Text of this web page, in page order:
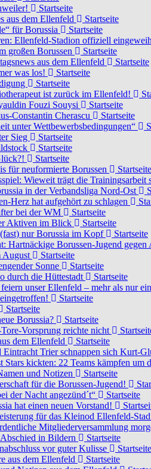
Startseite
aus dem Ellenfeld
Startseite
für Borussia
Startseite
Ellenfeld-Stadion offiziell
großen Borussen
Startseite
aus dem Ellenfeld
Startseite
was los!
Startseite
Startseite
ist zurück im Ellenfeld!
Fouzi Souysi
Startseite
Constantin Cherascu
Startseite
unter Wettbewerbsbedingungen“
Sieg
Startseite
Startseite
Startseite
für neuformierte Borussen
Startseite
Wieweit trägt die Trainingsarbeit
in der Verbandsliga Nord-Ost
Herz hat aufgehört zu schlagen
bei der WM
Startseite
Aktiven im Blick
Startseite
nur Borussia im Kopf
Startseite
Hartnäckige Borussen-Jugend gegen
August
Startseite
Sonne
Startseite
durch die Hüttestadt
Startseite
unser Ellenfeld – mehr als nur
Startseite
Startseite
Borussia?
Startseite
Vorsprung reichte nicht
dem Ellenfeld
Startseite
Eintracht Trier schnappen sich Kurt-
Stars kickten: 22 Teams kämpfen
und Notizen
Startseite
für die Borussen-Jugend!
der Nacht angezünd´t“
Startseite
hat einen neuen Vorstand!
für das Kleinod Ellenfeld-
Mitgliederversammlung
in Bildern
Startseite
vor guter Kulisse
Startseite
aus dem Ellenfeld
Startseite